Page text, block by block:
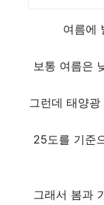
여름에
보통 여름은
그런데 태양
25도를 기준
그래서 봄과